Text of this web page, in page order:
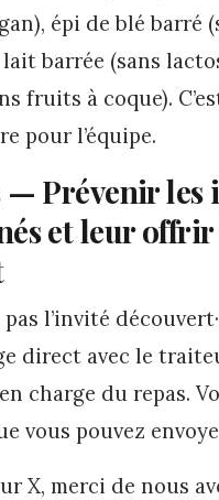
épi de blé barré
barrée (sans
fruits à coque).
pour l’équipe.
— Prévenir les
et leur
l’invité
direct avec le
charge du repas.
vous pouvez
X, merci de nous